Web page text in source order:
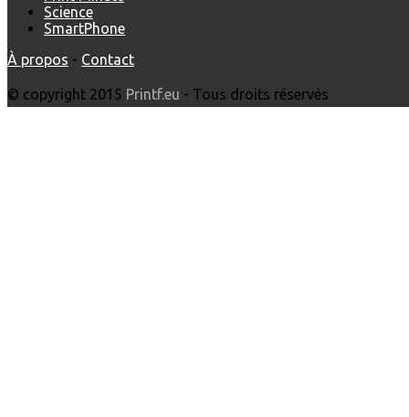
Science
SmartPhone
À propos - Contact
© copyright 2015 Printf.eu - Tous droits réservés